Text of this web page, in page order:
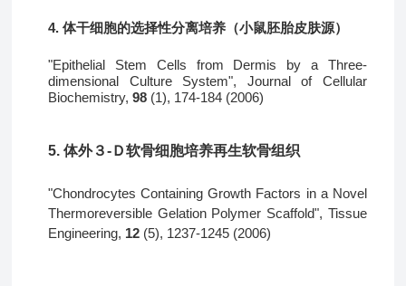
4.体干细胞的选择性分离培养（小鼠胚胎皮肤源）
"Epithelial Stem Cells from Dermis by a Three-
dimensional Culture System", Journal of Cellular
Biochemistry,98 (1), 174-184 (2006)
5.体外３-Ｄ软骨细胞培养再生软骨组织
"Chondrocytes Containing Growth Factors in a Novel
Thermoreversible Gelation Polymer Scaffold", Tissue
Engineering, 12 (5), 1237-1245 (2006)